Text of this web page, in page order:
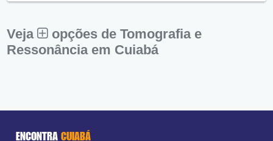
Veja
opções de Tomografia e
Ressonância em Cuiabá
ENCONTRA CUIABÁ